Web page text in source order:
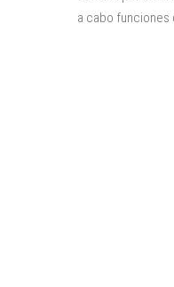
a cabo funciones